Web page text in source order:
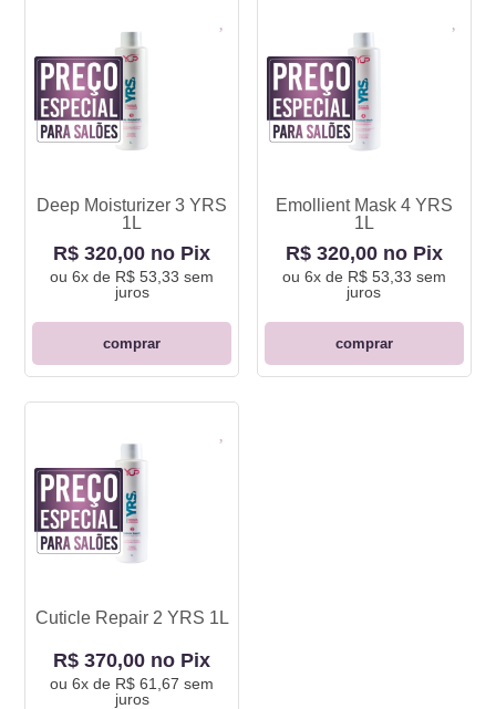
Deep Moisturizer 3 YRS
1L
R$ 320,00 no Pix
ou6x de R$ 53,33 sem
juros
comprar
Emollient Mask 4 YRS
1L
R$ 320,00 no Pix
ou 6x de R$ 53,33 sem
juros
comprar
Cuticle Repair 2 YRS 1L
R$ 370,00 no Pix
ou6x de R$ 61,67 sem
juros